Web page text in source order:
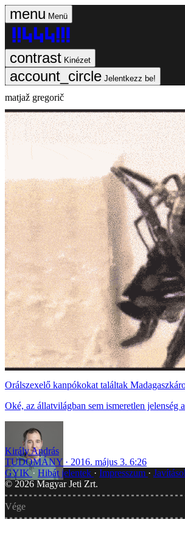
Menü
Kinézet
Jelentkezz be!
matjaž gregorič
Orálszexelő kanpókokat találtak
Oké, az állatvilágban sem ismeretlen
Király András
TUDOMÁNY
2016. május 3. 6:26
GYIK Hibát jelentek Impresszum
© 2026 Magyar Jeti Zrt.
Vége